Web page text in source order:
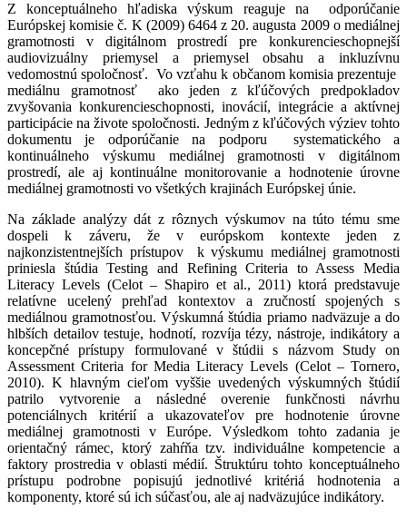
Z konceptuálneho hľadiska výskum reaguje na odporúčanie
Európskej komisie č. K (2009) 6464 z 20. augusta 2009 o mediálnej
gramotnosti v digitálnom prostredí pre konkurencieschopnejší
audiovizuálny priemysel a priemysel obsahu a inkluzívnu
vedomostnú spoločnosť. Vo vzťahu k občanom komisia prezentuje
mediálnu gramotnosť ako jeden z kľúčových predpokladov
zvyšovania konkurencieschopnosti, inovácií, integrácie a aktívnej
participácie na živote spoločnosti. Jedným z kľúčových výziev tohto
dokumentu je odporúčanie na podporu systematického a
kontinuálneho výskumu mediálnej gramotnosti v digitálnom
prostredí, ale aj kontinuálne monitorovanie a hodnotenie úrovne
mediálnej gramotnosti vo všetkých krajinách Európskej únie.
Na základe analýzy dát z rôznych výskumov na túto tému sme
dospeli k záveru, že v európskom kontexte jeden z
najkonzistentnejších prístupov k výskumu mediálnej gramotnosti
priniesla štúdia Testing and Refining Criteria to Assess Media
Literacy Levels (Celot – Shapiro et al., 2011) ktorá predstavuje
relatívne ucelený prehľad kontextov a zručností spojených s
mediálnou gramotnosťou. Výskumná štúdia priamo nadväzuje a do
hlbších detailov testuje, hodnotí, rozvíja tézy, nástroje, indikátory a
koncepčné prístupy formulované v štúdii s názvom Study on
Assessment Criteria for Media Literacy Levels (Celot – Tornero,
2010). K hlavným cieľom vyššie uvedených výskumných štúdií
patrilo vytvorenie a následné overenie funkčnosti návrhu
potenciálnych kritérií a ukazovateľov pre hodnotenie úrovne
mediálnej gramotnosti v Európe. Výsledkom tohto zadania je
orientačný rámec, ktorý zahŕňa tzv. individuálne kompetencie a
faktory prostredia v oblasti médií. Štruktúru tohto konceptuálneho
prístupu podrobne popisujú jednotlivé kritériá hodnotenia a
komponenty, ktoré sú ich súčasťou, ale aj nadväzujúce indikátory.